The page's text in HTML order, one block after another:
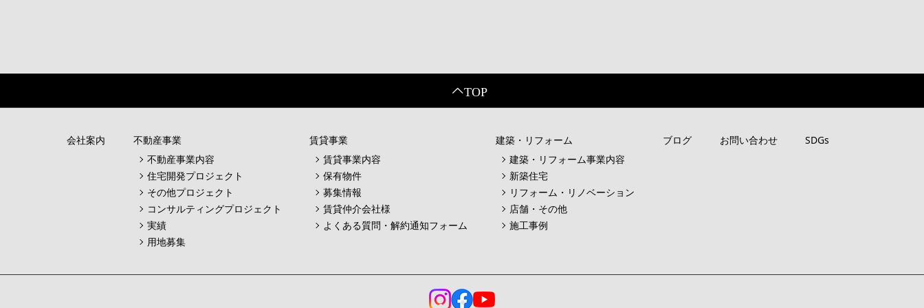
会社案内
不動産事業
不動産事業内容
住宅開発プロジェクト
その他プロジェクト
コンサルティングプロジェクト
実績
用地募集
賃貸事業
賃貸事業内容
保有物件
募集情報
賃貸仲介会社様
よくある質問・解約通知フォーム
建築・リフォーム
建築・リフォーム事業内容
新築住宅
リフォーム・リノベーション
店舗・その他
施工事例
ブログ お問い合わせ SDGs